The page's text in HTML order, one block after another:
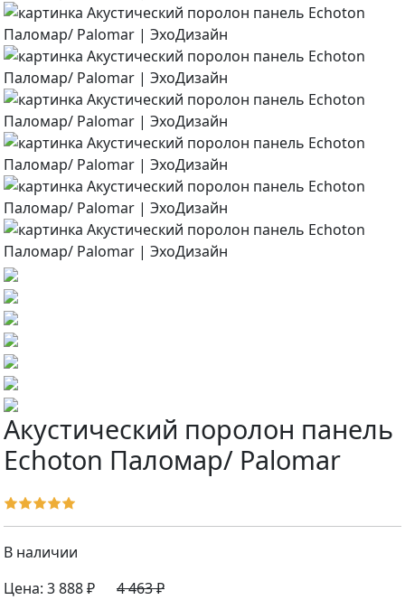
Акустический поролон панель
Echoton Паломар/ Palomar
В наличии
Цена: 3 888 ₽
4 463 ₽